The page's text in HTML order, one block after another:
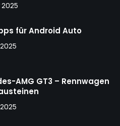
2025
für Android Auto
AMG GT3 – Rennwagen